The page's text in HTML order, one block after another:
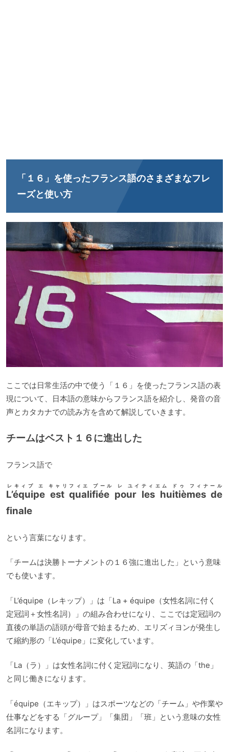
「１６」を使ったフランス語のさまざまなフレ
ーズと使い方
ここでは日常生活の中で使う「１６」を使ったフランス語の表
現について、日本語の意味からフランス語を紹介し、発音の音
声とカタカナでの読み方を含めて解説していきます。
チームはベスト１６に進出した
フランス語で
L’équipe est qualifiée pour les huitièmes de
finale
レキィプ エ キャリフィエ プール レ ユイティエム ドゥ フィナール
という言葉になります。
「チームは決勝トーナメントの１６強に進出した」という意味
でも使います。
「L’équipe（レキップ）」は「La + équipe（女性名詞に付く
定冠詞＋女性名詞）」の組み合わせになり、ここでは定冠詞の
直後の単語の語頭が母音で始まるため、エリズィヨンが発生し
て縮約形の「L’équipe」に変化しています。
「La（ラ）」は女性名詞に付く定冠詞になり、英語の「the」
と同じ働きになります。
「équipe（エキップ）」はスポーツなどの「チーム」や作業や
仕事などをする「グループ」「集団」「班」という意味の女性
名詞になります。